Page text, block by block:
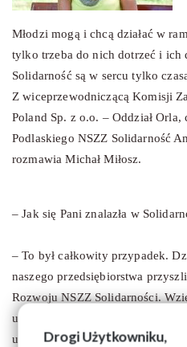
Drogi Użytkowniku,
Młodzi mogą i chcą działać w
tylko trzeba do nich dotrzeć i ich
Solidarność są w sercu tylko
Z wiceprzewodniczącą Komisji
Poland Sp. z o.o. – Oddział Orla,
Podlaskiego NSZZ Solidarność
rozmawia Michał Miłosz.
– Jak się Pani znalazła w
– To był całkowity przypadek.
naszego przedsiębiorstwa
Rozwoju NSZZ Solidarności.
uznałam, że jestem
umówiliśmy się na pierwsze